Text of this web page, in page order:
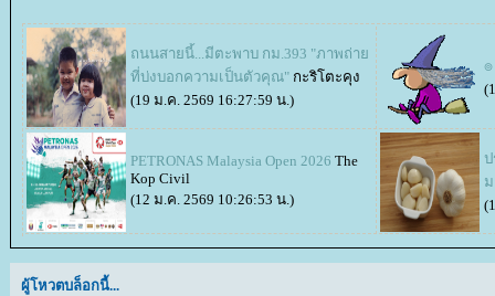
ถนนสายนี้...มีตะพาบ กม.393 "ภาพถ่า
ที่บ่งบอกความเป็นตัวคุณ" กะริโตะคุง
(19 ม.ค. 2569 16:27:59 น.)
๏
PETRONAS Malaysia Open 2026 The
Kop Civil
(12 ม.ค. 2569 10:26:53 น.)
ผู้โหวตบล็อกนี้...